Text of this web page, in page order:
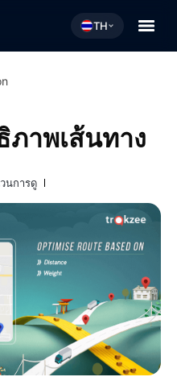
TH
ภาพเส้นทาง
นการดู